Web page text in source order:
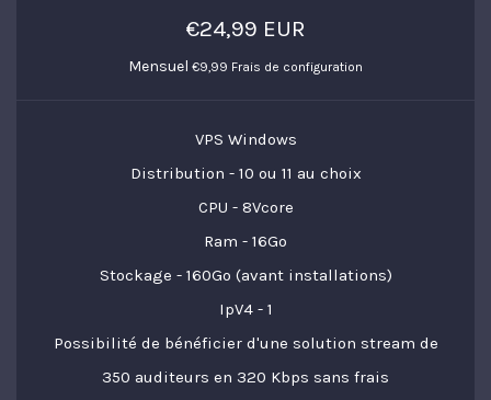
€24,99 EUR
Mensuel €9,99 Frais de configuration
VPS Windows
Distribution - 10 ou 11 au choix
CPU - 8Vcore
Ram - 16Go
Stockage - 160Go (avant installations)
IpV4 - 1
Possibilité de bénéficier d'une solution stream de
350 auditeurs en 320 Kbps sans frais